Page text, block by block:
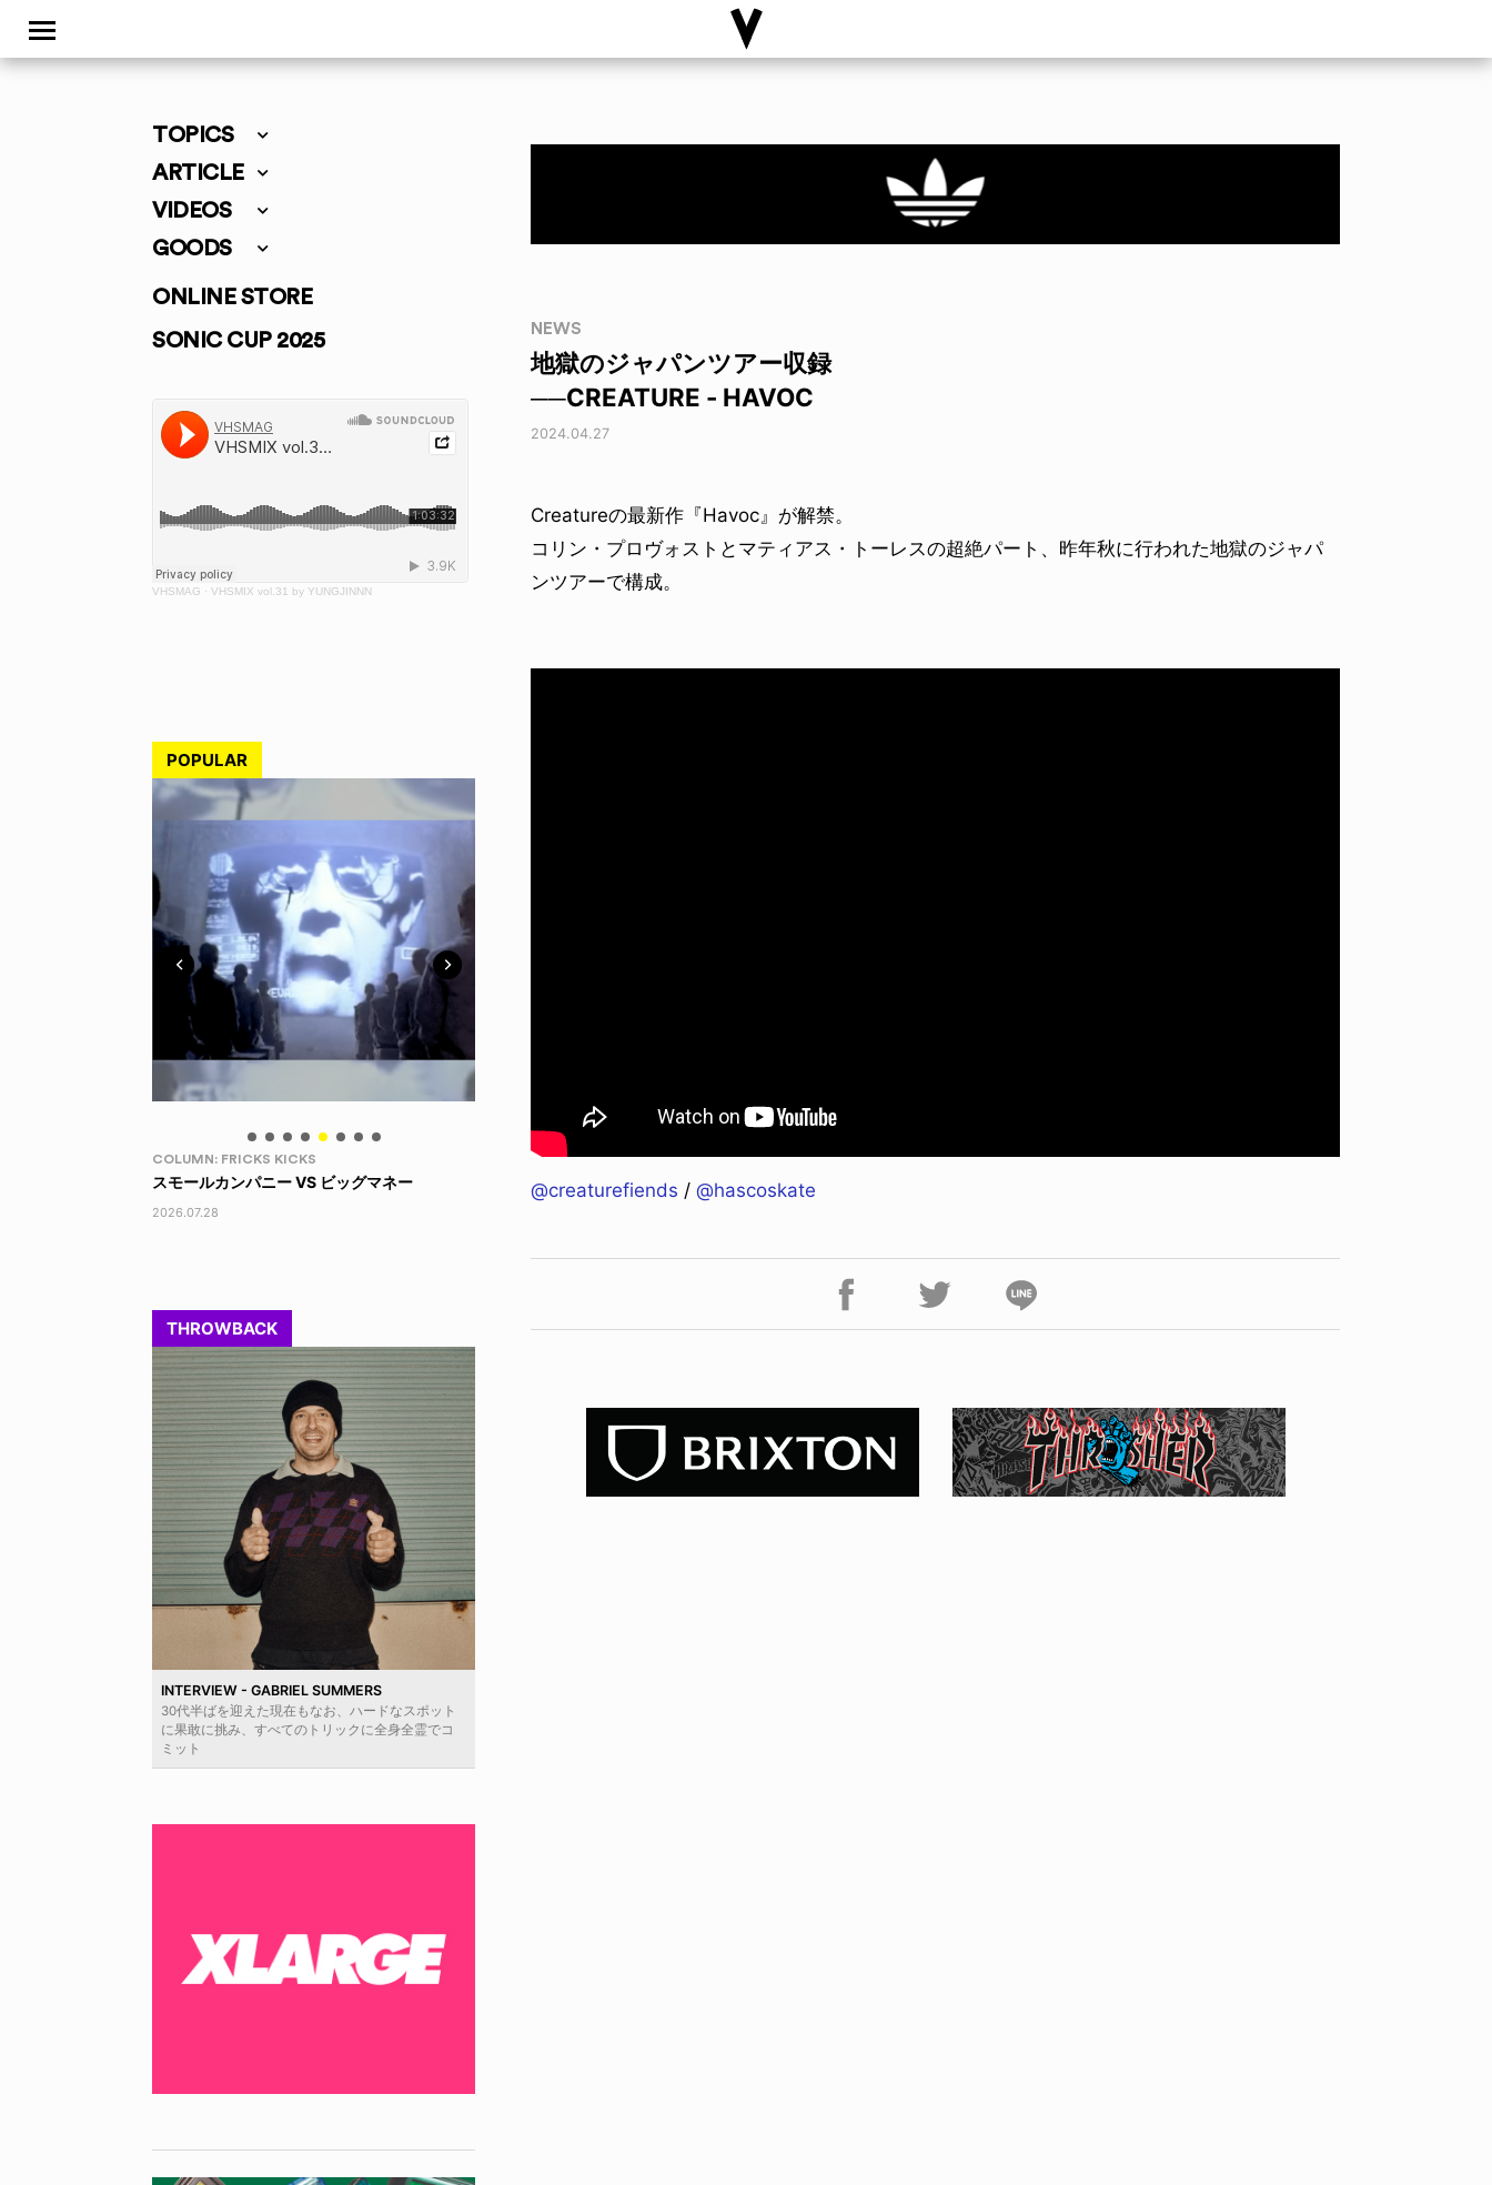
TOPICS
ARTICLE
VIDEOS
GOODS
ONLINE STORE
SONIC CUP 2025
VHSMAG · VHSMIX vol.31 by YUNGJINNN
POPULAR
LIFE HACK
150 WALLET
2026.07.28
LIFE HACK
LINE SOCKS
NEWS
HAGEBA BOYS 2026
YO! CHUI
THROWBACK
INTERVIEW - GABRIEL SUMMERS
30代半ばを迎えた現在もなお、ハードなスポット
に果敢に挑み、すべてのトリックに全身全霊でコ
ミット
NEWS
地獄のジャパンツアー収録
──CREATURE - HAVOC
2024.04.27
Creatureの最新作『Havoc』が解禁。
コリン・プロヴォストとマティアス・トーレスの超絶パート、昨年秋に行われた地獄のジャパ
ンツアーで構成。
@creaturefiends / @hascoskate